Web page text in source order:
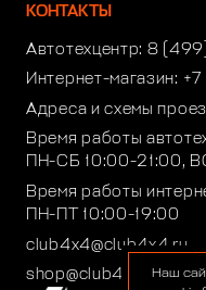
КОНТАКТЫ
Автотехцентр: 8
Интернет-магазин:
Адреса и схемы
Время работы
ПН-СБ 10:00-21:00,
Время работы
ПН-ПТ 10:00-19:00
club4x4@club4x4.ru
shop@club4x4.ruНаш